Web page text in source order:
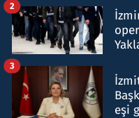
2
eşi
3